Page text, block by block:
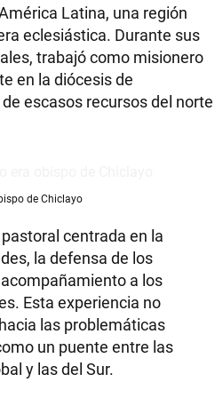
Latina, una región
eclesiástica. Durante sus
trabajó como misionero
en la diócesis de
escasos recursos del norte
de Chiclayo
centrada en la
la defensa de los
a los
Esta experiencia no
las problemáticas
un puente entre las
y las del Sur.